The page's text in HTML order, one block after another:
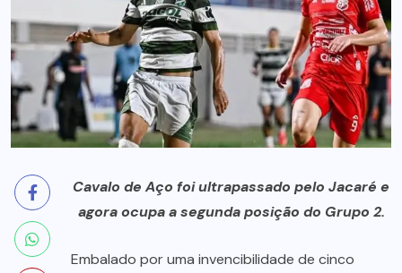
Cavalo de Aço foi ultrapassado pelo Jacaré e
agora ocupa a segunda posição do Grupo 2.
Embalado por uma invencibilidade de cinco